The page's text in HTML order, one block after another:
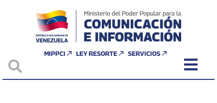
MIPPCI LEY RESORTE SERVICIOS